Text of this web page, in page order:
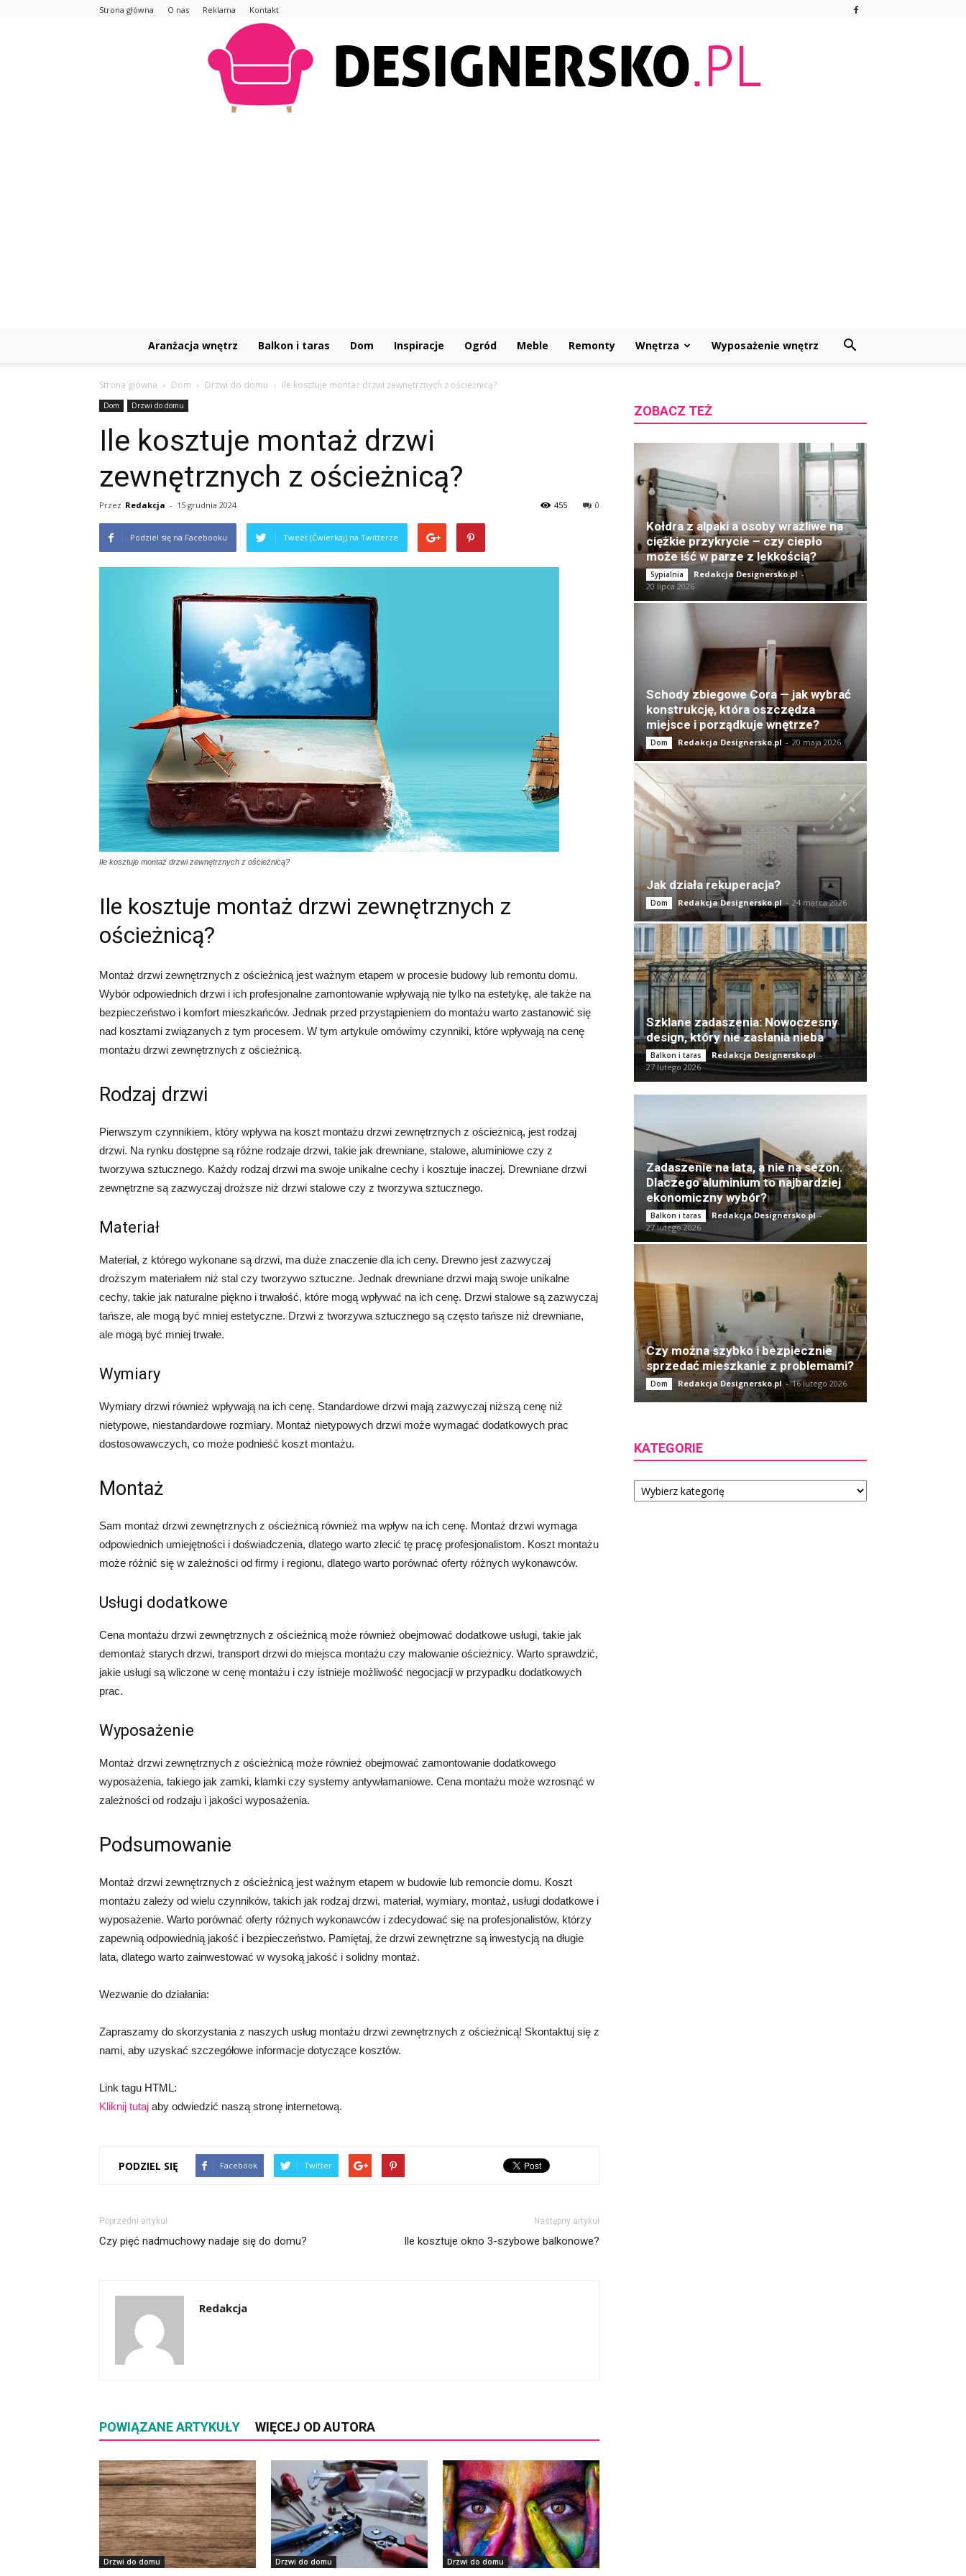
Strona główna O nas Reklama Kontakt
Aranżacja wnętrz Balkon i taras Dom Inspiracje Ogród Meble Remonty Wnętrza Wyposażenie wnętrz
Strona główna Dom Drzwi do domu Ile kosztuje montaż drzwi zewnętrznych z ościeżnicą?
Dom Drzwi do domu
Ile kosztuje montaż drzwi
zewnętrznych z ościeżnicą?
Przez Redakcja - 15 grudnia 2024 0
455
Podziel się na Facebooku Tweet (Ćwierkaj) na Twitterze
Ile kosztuje montaż drzwi zewnętrznych z ościeżnicą?
Ile kosztuje montaż drzwi zewnętrznych z
ościeżnicą?
Montaż drzwi zewnętrznych z ościeżnicą jest ważnym etapem w procesie budowy lub remontu domu.
Wybór odpowiednich drzwi i ich profesjonalne zamontowanie wpływają nie tylko na estetykę, ale także na
bezpieczeństwo i komfort mieszkańców. Jednak przed przystąpieniem do montażu warto zastanowić się
nad kosztami związanych z tym procesem. W tym artykule omówimy czynniki, które wpływają na cenę
montażu drzwi zewnętrznych z ościeżnicą.
Rodzaj drzwi
Pierwszym czynnikiem, który wpływa na koszt montażu drzwi zewnętrznych z ościeżnicą, jest rodzaj
drzwi. Na rynku dostępne są różne rodzaje drzwi, takie jak drewniane, stalowe, aluminiowe czy z
tworzywa sztucznego. Każdy rodzaj drzwi ma swoje unikalne cechy i kosztuje inaczej. Drewniane drzwi
zewnętrzne są zazwyczaj droższe niż drzwi stalowe czy z tworzywa sztucznego.
Materiał
Materiał, z którego wykonane są drzwi, ma duże znaczenie dla ich ceny. Drewno jest zazwyczaj
droższym materiałem niż stal czy tworzywo sztuczne. Jednak drewniane drzwi mają swoje unikalne
cechy, takie jak naturalne piękno i trwałość, które mogą wpływać na ich cenę. Drzwi stalowe są zazwyczaj
tańsze, ale mogą być mniej estetyczne. Drzwi z tworzywa sztucznego są często tańsze niż drewniane,
ale mogą być mniej trwałe.
Wymiary
Wymiary drzwi również wpływają na ich cenę. Standardowe drzwi mają zazwyczaj niższą cenę niż
nietypowe, niestandardowe rozmiary. Montaż nietypowych drzwi może wymagać dodatkowych prac
dostosowawczych, co może podnieść koszt montażu.
Montaż
Sam montaż drzwi zewnętrznych z ościeżnicą również ma wpływ na ich cenę. Montaż drzwi wymaga
odpowiednich umiejętności i doświadczenia, dlatego warto zlecić tę pracę profesjonalistom. Koszt montażu
może różnić się w zależności od firmy i regionu, dlatego warto porównać oferty różnych wykonawców.
Usługi dodatkowe
Cena montażu drzwi zewnętrznych z ościeżnicą może również obejmować dodatkowe usługi, takie jak
demontaż starych drzwi, transport drzwi do miejsca montażu czy malowanie ościeżnicy. Warto sprawdzić,
jakie usługi są wliczone w cenę montażu i czy istnieje możliwość negocjacji w przypadku dodatkowych
prac.
Wyposażenie
Montaż drzwi zewnętrznych z ościeżnicą może również obejmować zamontowanie dodatkowego
wyposażenia, takiego jak zamki, klamki czy systemy antywłamaniowe. Cena montażu może wzrosnąć w
zależności od rodzaju i jakości wyposażenia.
Podsumowanie
Montaż drzwi zewnętrznych z ościeżnicą jest ważnym etapem w budowie lub remoncie domu. Koszt
montażu zależy od wielu czynników, takich jak rodzaj drzwi, materiał, wymiary, montaż, usługi dodatkowe i
wyposażenie. Warto porównać oferty różnych wykonawców i zdecydować się na profesjonalistów, którzy
zapewnią odpowiednią jakość i bezpieczeństwo. Pamiętaj, że drzwi zewnętrzne są inwestycją na długie
lata, dlatego warto zainwestować w wysoką jakość i solidny montaż.
Wezwanie do działania:
Zapraszamy do skorzystania z naszych usług montażu drzwi zewnętrznych z ościeżnicą! Skontaktuj się z
nami, aby uzyskać szczegółowe informacje dotyczące kosztów.
Link tagu HTML:
Kliknij tutaj aby odwiedzić naszą stronę internetową.
PODZIEL SIĘ Facebook Twitter
Poprzedni artykuł
Czy pięć nadmuchowy nadaje się do domu?
Następny artykuł
Ile kosztuje okno 3-szybowe balkonowe?
Redakcja
POWIĄZANE ARTYKUŁY WIĘCEJ OD AUTORA
Drzwi do domu Drzwi do domu Drzwi do domu
ZOBACZ TEŻ
Kołdra z alpaki a osoby wrażliwe na
ciężkie przykrycie – czy ciepło
może iść w parze z lekkością?
Sypialnia Redakcja Designersko.pl -
20 lipca 2026
Schody zbiegowe Cora — jak wybrać
konstrukcję, która oszczędza
miejsce i porządkuje wnętrze?
Dom Redakcja Designersko.pl - 20 maja 2026
Jak działa rekuperacja?
Dom Redakcja Designersko.pl - 24 marca 2026
Szklane zadaszenia: Nowoczesny
design, który nie zasłania nieba
Balkon i taras Redakcja Designersko.pl -
27 lutego 2026
Zadaszenie na lata, a nie na sezon.
Dlaczego aluminium to najbardziej
ekonomiczny wybór?
Balkon i taras Redakcja Designersko.pl -
27 lutego 2026
Czy można szybko i bezpiecznie
sprzedać mieszkanie z problemami?
Dom Redakcja Designersko.pl - 16 lutego 2026
KATEGORIE
Kategorie